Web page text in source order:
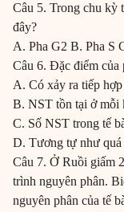
Câu 5. Trong chu kỳ
đây?
A. Pha G2 B. Pha S
Câu 6. Đặc điểm của
A. Có xảy ra tiếp
B. NST tồn tại ở mỗi
C. Số NST trong tế
D. Tương tự như quá
Câu 7. Ở Ruồi giấm
trình nguyên phân.
nguyên phân của tế